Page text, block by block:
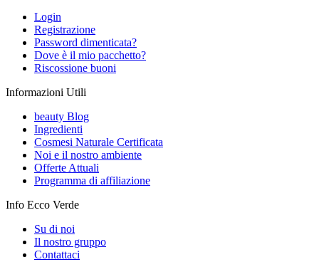
Login
Registrazione
Password dimenticata?
Dove è il mio pacchetto?
Riscossione buoni
Informazioni Utili
beauty Blog
Ingredienti
Cosmesi Naturale Certificata
Noi e il nostro ambiente
Offerte Attuali
Programma di affiliazione
Info Ecco Verde
Su di noi
Il nostro gruppo
Contattaci